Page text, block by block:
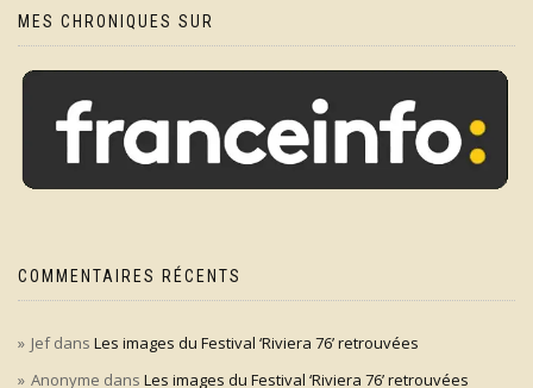
MES CHRONIQUES SUR
COMMENTAIRES RÉCENTS
Jefdans Les images du Festival ‘Riviera 76’ retrouvées
Anonyme dans Les images du Festival ‘Riviera 76’ retrouvées